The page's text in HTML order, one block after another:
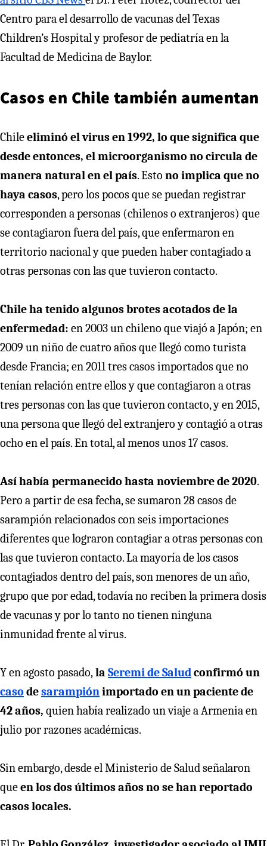
Centro para el desarrollo de vacunas del Texas
Children’s Hospital y profesor de pediatría en la
Facultad de Medicina de Baylor.
Casos en Chile también aumentan
Chileeliminó el virus en 1992, lo que significa que
desde entonces, el microorganismo no circula de
manera natural en el país. Esto no implica que no
haya casos, pero los pocos que se puedan registrar
corresponden a personas (chilenos o extranjeros) que
se contagiaron fuera del país, que enfermaron en
territorio nacional y que pueden haber contagiado a
otras personas con las que tuvieron contacto.
Chile ha tenido algunos brotes acotados de la
enfermedad: en 2003 un chileno que viajó a Japón; en
2009 un niño de cuatro años que llegó como turista
desde Francia; en 2011 tres casos importados que no
tenían relación entre ellos y que contagiaron a otras
tres personas con las que tuvieron contacto, y en 2015,
una persona que llegó del extranjero y contagió a otras
ocho en el país. En total, al menos unos 17 casos.
Así había permanecido hasta noviembre de 2020.
Pero a partir de esa fecha, se sumaron 28 casos de
sarampión relacionados con seis importaciones
diferentes que lograron contagiar a otras personas con
las que tuvieron contacto. La mayoría de los casos
contagiados dentro del país, son menores de un año,
grupo que por edad, todavía no reciben la primera dosis
de vacunas y por lo tanto no tienen ninguna
inmunidad frente al virus.
Y en agosto pasado, la Seremi de Salud confirmó un
caso desarampión importado en un paciente de
42 años, quien había realizado un viaje a Armenia en
julio por razones académicas.
Sin embargo, desde el Ministerio de Salud señalaron
queen los dos últimos años no se han reportado
casos locales.